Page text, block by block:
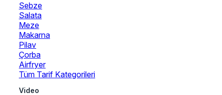
Sebze
Salata
Meze
Makarna
Pilav
Çorba
Airfryer
Tüm Tarif Kategorileri
Video